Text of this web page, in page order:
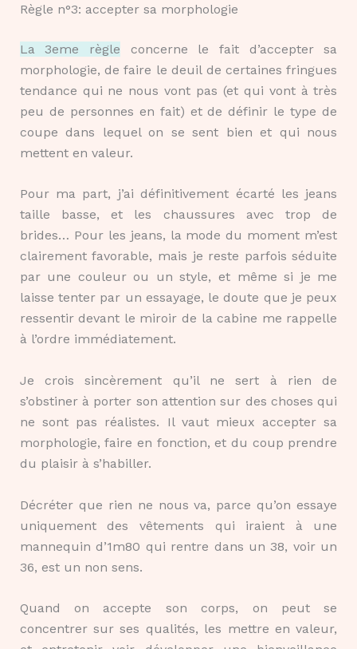
Règle n°3: accepter sa morphologie
La 3eme règle concerne le fait d’accepter sa
morphologie, de faire le deuil de certaines fringues
tendance qui ne nous vont pas (et qui vont à très
peu de personnes en fait) et de définir le type de
coupe dans lequel on se sent bien et qui nous
mettent en valeur.
Pour ma part, j’ai définitivement écarté les jeans
taille basse, et les chaussures avec trop de
brides… Pour les jeans, la mode du moment m’est
clairement favorable, mais je reste parfois séduite
par une couleur ou un style, et même si je me
laisse tenter par un essayage, le doute que je peux
ressentir devant le miroir de la cabine me rappelle
à l’ordre immédiatement.
Je crois sincèrement qu’il ne sert à rien de
s’obstiner à porter son attention sur des choses qui
ne sont pas réalistes. Il vaut mieux accepter sa
morphologie, faire en fonction, et du coup prendre
du plaisir à s’habiller.
Décréter que rien ne nous va, parce qu’on essaye
uniquement des vêtements qui iraient à une
mannequin d’1m80 qui rentre dans un 38, voir un
36, est un non sens.
Quand on accepte son corps, on peut se
concentrer sur ses qualités, les mettre en valeur,